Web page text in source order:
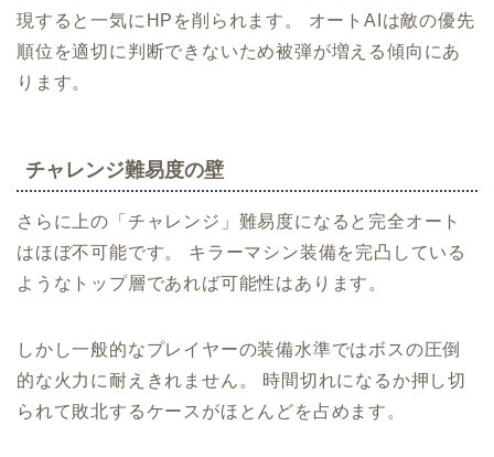
現すると一気にHPを削られます。 オートAIは敵の優先
順位を適切に判断できないため被弾が増える傾向にあ
ります。
チャレンジ難易度の壁
さらに上の「チャレンジ」難易度になると完全オート
はほぼ不可能です。 キラーマシン装備を完凸している
ようなトップ層であれば可能性はあります。
しかし一般的なプレイヤーの装備水準ではボスの圧倒
的な火力に耐えきれません。 時間切れになるか押し切
られて敗北するケースがほとんどを占めます。